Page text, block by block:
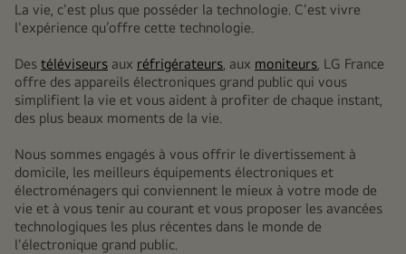
La vie, c'est plus que posséder la technologie. C'est vivre
l'expérience qu’offre cette technologie.
Des téléviseurs aux réfrigérateurs, aux moniteurs, LG France
offre des appareils électroniques grand public qui vous
simplifient la vie et vous aident à profiter de chaque instant,
des plus beaux moments de la vie.
Nous sommes engagés à vous offrir le divertissement à
domicile, les meilleurs équipements électroniques et
électroménagers qui conviennent le mieux à votre mode de
vie et à vous tenir au courant et vous proposer les avancées
technologiques les plus récentes dans le monde de
l'électronique grand public.